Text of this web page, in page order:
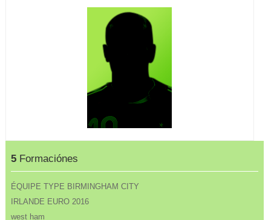
5 Formaciónes
ÉQUIPE TYPE BIRMINGHAM CITY
IRLANDE EURO 2016
west ham